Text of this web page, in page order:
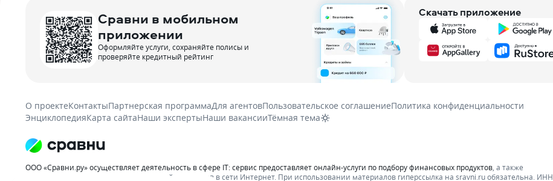
Сравни в мобильном
приложении
Оформляйте услуги, сохраняйте полисы и
проверяйте кредитный рейтинг
Скачать приложение
О проектеКонтактыПартнерская программаДля агентовПользовательское соглашениеПолитика конфиденциальности
ЭнциклопедияКарта сайтаНаши экспертыНаши вакансииТёмная тема
ООО «Сравни.ру» осуществляет деятельность в сфере IT: сервис предоставляет онлайн-услуги по подбору финансовых продуктов , а также
распространению рекламы организаций-партнеров в сети Интернет. При использовании материалов гиперссылка на sravni.ru обязательна. ИНН